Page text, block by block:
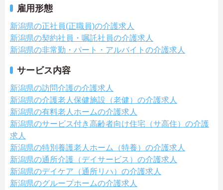
雇用形態
新潟県の正社員(正職員)の介護求人
新潟県の契約社員・嘱託社員の介護求人
新潟県の非常勤・パート・アルバイトの介護求人
サービス内容
新潟県の訪問介護の介護求人
新潟県の介護老人保健施設（老健）の介護求人
新潟県の有料老人ホームの介護求人
新潟県のサービス付き高齢者向け住宅（サ高住）の介護
求人
新潟県の特別養護老人ホーム（特養）の介護求人
新潟県の通所介護（デイサービス）の介護求人
新潟県のデイケア（通所リハ）の介護求人
新潟県のグループホームの介護求人